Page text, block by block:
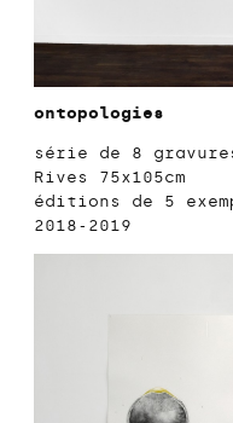
ontopologies
série de 8
Rives 75x105cm
éditions de 5
2018-2019